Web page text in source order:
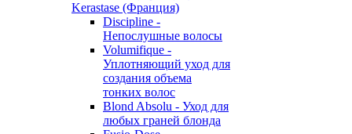
Kerastase (Франция)
Discipline -
Непослушные волосы
Volumifique -
Уплотняющий уход для
создания объема
тонких волос
Blond Absolu - Уход для
любых граней блонда